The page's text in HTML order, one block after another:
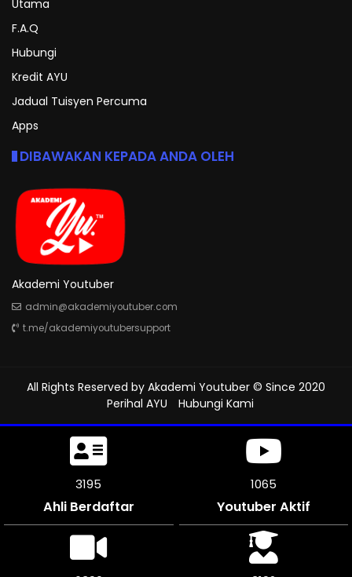
Utama
F.A.Q
Hubungi
Kredit AYU
Jadual Tuisyen Percuma
Apps
DIBAWAKAN KEPADA ANDA OLEH
Akademi Youtuber
admin@akademiyoutuber.com
t.me/akademiyoutubersupport
All Rights Reserved by Akademi Youtuber © Since 2020
Perihal AYU
Hubungi Kami
3543
Ahli Berdaftar
1181
Youtuber Aktif